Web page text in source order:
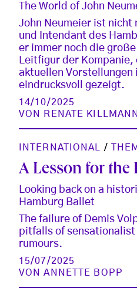
The World of John
John Neumeier ist
und Intendant des
er immer noch die
Leitfigur der
aktuellen Vorstellungen
eindrucksvoll gezeigt.
14/10/2025
VON
RENATE KILLMANN
INTERNATIONAL /
A Lesson for the
Looking back on a
Hamburg Ballet
The failure of Demis
pitfalls of
rumours.
15/07/2025
VONANNETTE BOPP